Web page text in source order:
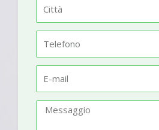
t
à
l
fm